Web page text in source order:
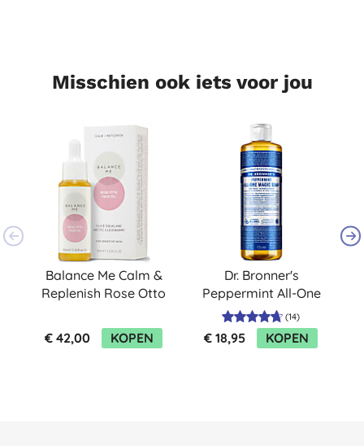
Misschien ook iets voor jou
Balance Me Calm &
Replenish Rose Otto
€ 42,00
KOPEN
Dr. Bronner's
Peppermint All-One
Magic Soap - 475ml
(14)
€ 18,95 KOPEN